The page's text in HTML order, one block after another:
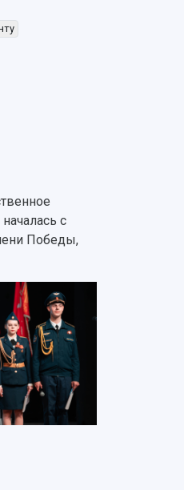
с
Победы,